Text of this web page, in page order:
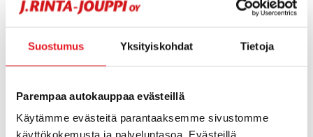
Suostumus Yksityiskohdat Tietoja
Parempaa autokauppaa evästeillä
Käytämme evästeitä parantaaksemme sivustomme
käyttökokemusta ja palveluntasoa. Evästeillä
helmikuu 2024 (1)
kesäkuu 2024 (1)
heinäkuu 2024 (1)